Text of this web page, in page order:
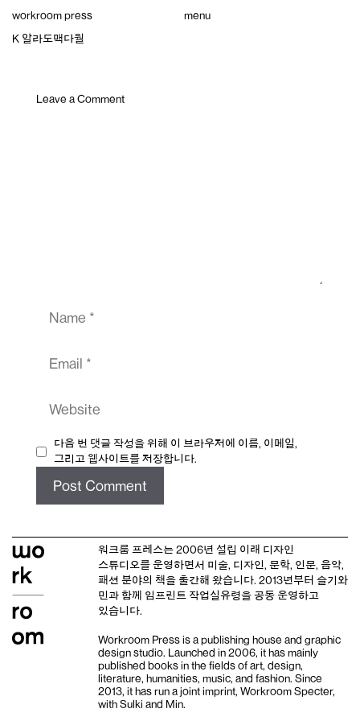
content
workroom press menu
K 알라도맥다월
Leave a Comment
다음 번 댓글 작성을 위해 이 브라우저에 이름, 이메일,
그리고 웹사이트를 저장합니다.
워크룸 프레스는 2006년 설립 이래 디자인
스튜디오를 운영하면서 미술, 디자인, 문학, 인문, 음악,
패션 분야의 책을 출간해 왔습니다. 2013년부터 슬기와
민과 함께 임프린트 작업실유령을 공동 운영하고
있습니다.
Workroom Press is a publishing house and graphic
design studio. Launched in 2006, it has mainly
published books in the fields of art, design,
literature, humanities, music, and fashion. Since
2013, it has run a joint imprint, Workroom Specter,
with Sulki and Min.